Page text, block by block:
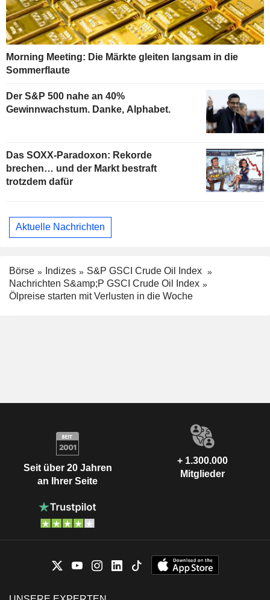
Morning Meeting: Die Märkte gleiten langsam in die
Sommerflaute
Der S&P 500 nahe an 40%
Gewinnwachstum. Danke, Alphabet.
Das SOXX-Paradoxon: Rekorde
brechen… und der Markt bestraft
trotzdem dafür
Aktuelle Nachrichten
Börse Indizes
S&P GSCI Crude Oil Index
Nachrichten S&amp;P GSCI Crude Oil Index
Ölpreise starten mit Verlusten in die Woche
Seit über 20 Jahren
an Ihrer Seite
+ 1.300.000
Mitglieder